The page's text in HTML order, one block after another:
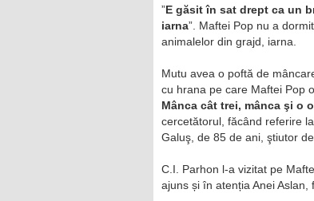
”E găsit în sat drept ca un
iarna”. Maftei Pop nu a
animalelor din grajd, iarna.
Mutu avea o poftă de
cu hrana pe care Maftei Pop
Mânca cât trei, mânca şi o
cercetătorul, făcând referire
Galuş, de 85 de ani, ştiutor
C.I. Parhon l-a vizitat pe
ajuns și în atenția Anei Aslan,